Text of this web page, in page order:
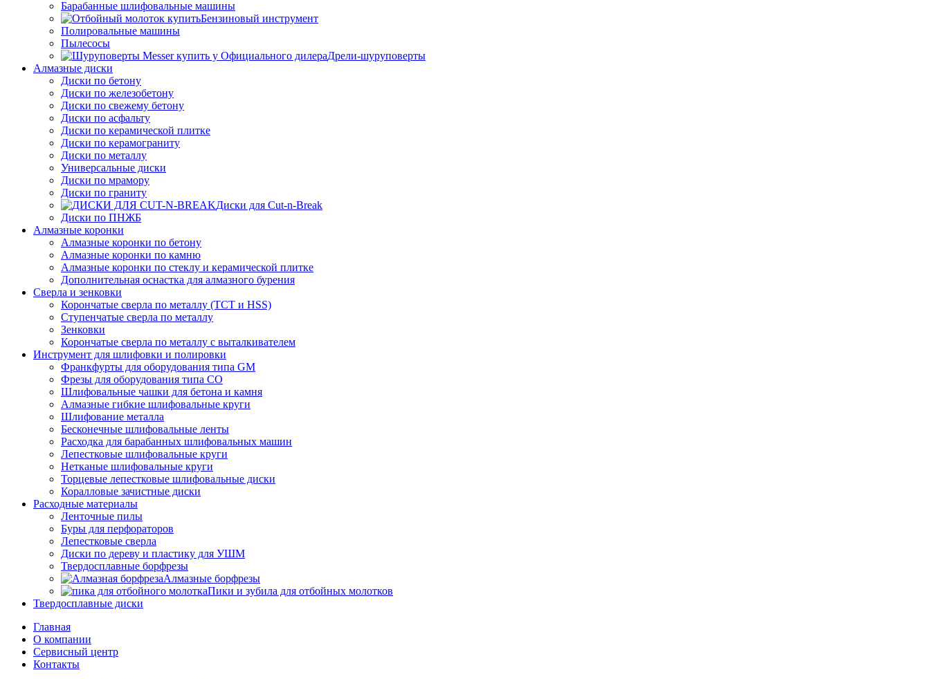
Барабанные шлифовальные машины
Бензиновый инструмент
Полировальные машины
Пылесосы
Дрели-шуруповерты
Алмазные диски
Диски по бетону
Диски по железобетону
Диски по свежему бетону
Диски по асфальту
Диски по керамической плитке
Диски по керамограниту
Диски по металлу
Универсальные диски
Диски по мрамору
Диски по граниту
Диски для Cut-n-Break
Диски по ПНЖБ
Алмазные коронки
Алмазные коронки по бетону
Алмазные коронки по камню
Алмазные коронки по стеклу и керамической плитке
Дополнительная оснастка для алмазного бурения
Сверла и зенковки
Корончатые сверла по металлу (TCT и HSS)
Ступенчатые сверла по металлу
Зенковки
Корончатые сверла по металлу c выталкивателем
Инструмент для шлифовки и полировки
Франкфурты для оборудования типа GM
Фрезы для оборудования типа СО
Шлифовальные чашки для бетона и камня
Алмазные гибкие шлифовальные круги
Шлифование металла
Бесконечные шлифовальные ленты
Расходка для барабанных шлифовальных машин
Лепестковые шлифовальные круги
Нетканые шлифовальные круги
Торцевые лепестковые шлифовальные диски
Коралловые зачистные диски
Расходные материалы
Ленточные пилы
Буры для перфораторов
Лепестковые сверла
Диски по дереву и пластику для УШМ
Твердосплавные борфрезы
Алмазные борфрезы
Пики и зубила для отбойных молотков
Твердосплавные диски
Главная
О компании
Сервисный центр
Контакты